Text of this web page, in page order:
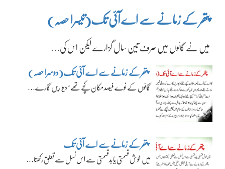
پتھر کے زمانے سے اے آئی تک(تیسرا حصہ)
میں نے گائوں میں صرف تین سال گزارے لیکن اس کی…
پتھر کے زمانے سے اے آئی تک(دوسرا حصہ)
گائوں کے نوے فیصد مکان کچے تھے‘ دیواریں گارے…
پتھر کے زمانے سے اے آئی تک
میں خوش قسمتی یا بدقسمتی سے اس نسل سے تعلق رکھتا…